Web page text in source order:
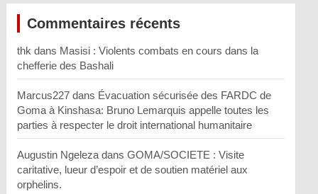
Commentaires récents
thk dans Masisi : Violents combats en cours dans la
chefferie des Bashali
Marcus227 dans Évacuation sécurisée des FARDC de
Goma à Kinshasa: Bruno Lemarquis appelle toutes les
parties à respecter le droit international humanitaire
Augustin Ngeleza dansGOMA/SOCIETE : Visite
caritative, lueur d’espoir et de soutien matériel aux
orphelins.